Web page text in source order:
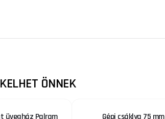
ÖNNEK
üvegház Palram Gépi csáklya 75 mm